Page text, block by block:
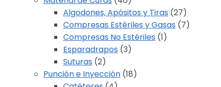
Algodones, Apósitos y Tiras (27)
Compresas Estériles y Gasas (7)
Compresas No Estériles (1)
Esparadrapos (3)
Suturas (2)
Punción e Inyección (18)